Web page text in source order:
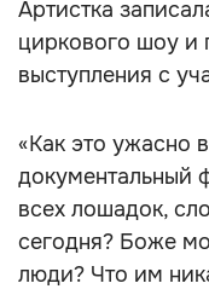
Артистка
циркового шоу и
выступления с
«Как это ужасно
документальный
всех лошадок,
сегодня? Боже
люди? Что им